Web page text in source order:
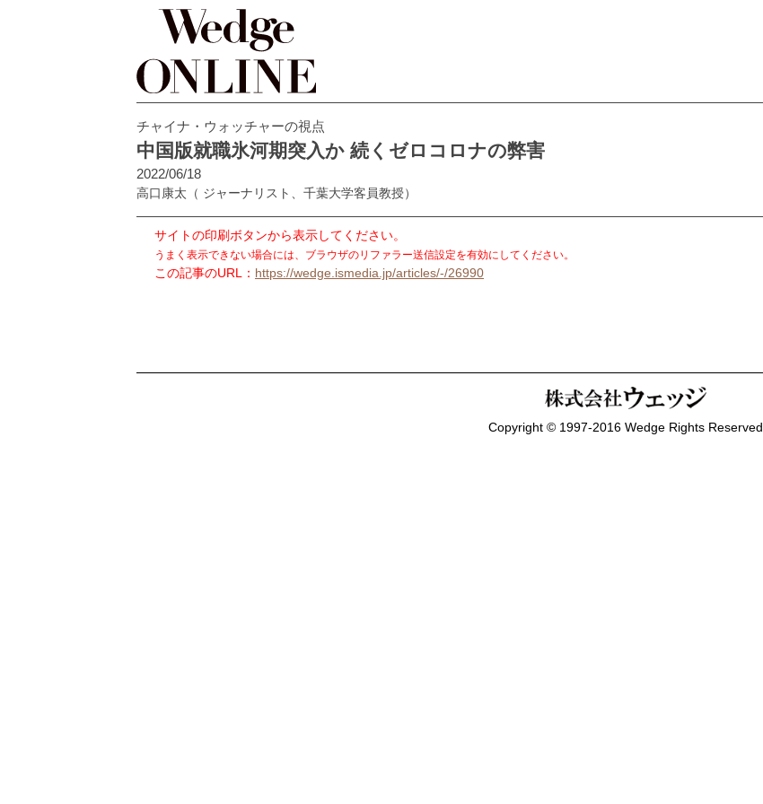
チャイナ・ウォッチャーの視点
中国版就職氷河期突入か 続くゼロコロナの弊害
2022/06/18
高口康太 （ ジャーナリスト、千葉大学客員教授）
サイトの印刷ボタンから表示してください。
うまく表示できない場合には、ブラウザのリファラー送信設定を有効にしてください。
この記事のURL： https://wedge.ismedia.jp/articles/-/26990
Copyright © 1997-2016 Wedge Rights Reserved